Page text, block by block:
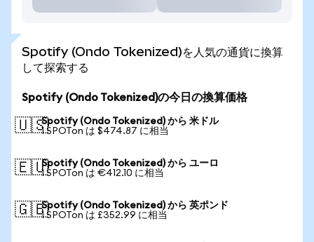
Spotify (Ondo Tokenized)を人気の通貨に換算
して探索する
Spotify (Ondo Tokenized)の今日の換算価格
🇺🇸Spotify (Ondo Tokenized) から 米ドル
1 SPOTon は $474.87 に相当
🇪🇺Spotify (Ondo Tokenized) から ユーロ
1 SPOTon は €412.10 に相当
🇬🇧Spotify (Ondo Tokenized) から 英ポンド
1 SPOTon は £352.99 に相当